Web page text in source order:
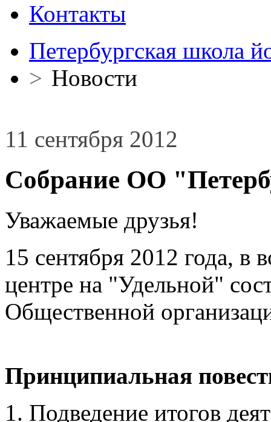
Контакты
Петербургская школа
> Новости
11 сентября 2012
Собрание ОО
Уважаемые друзья!
15 сентября 2012 года, в
центре на "Удельной"
Общественной
Принципиальная
1. Подведение итогов